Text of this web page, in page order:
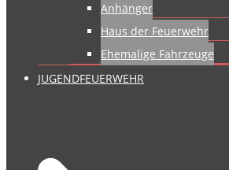
Anhänger
Haus der Feuerwehr
Ehemalige Fahrzeuge
JUGENDFEUERWEHR